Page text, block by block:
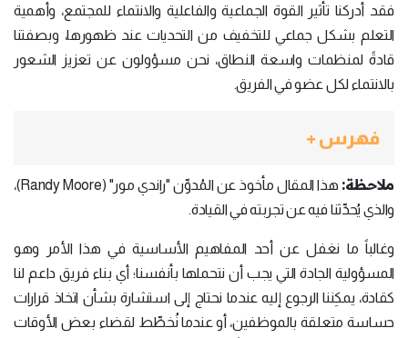
فقد أدركنا تأثير القوة الجماعية والفاعلية والانتماء للمجتمع، وأهمية
التعلم بشكل جماعي للتخفيف من التحديات عند ظهورها، وبصفتنا
قادةً لمنظمات واسعة النطاق، نحن مسؤولون عن تعزيز الشعور
بالانتماء لكل عضو في الفريق.
فهرس +
ملاحظة:
هذا المقال مأخوذ عن المُدوِّن "راندي مور" (Randy Moore)،
والذي يُحدِّثنا فيه عن تجربته في القيادة.
وغالباً ما نغفل عن أحد المفاهيم الأساسية في هذا الأمر وهو
المسؤولية الجادة التي يجب أن نتحملها بأنفسنا؛ أي بناء فريق داعم لنا
كقادة، يمكِننا الرجوع إليه عندما نحتاج إلى استشارة بشأن اتخاذ قرارات
حساسة متعلقة بالموظفين، أو عندما نُخطِّط لقضاء بعض الأوقات